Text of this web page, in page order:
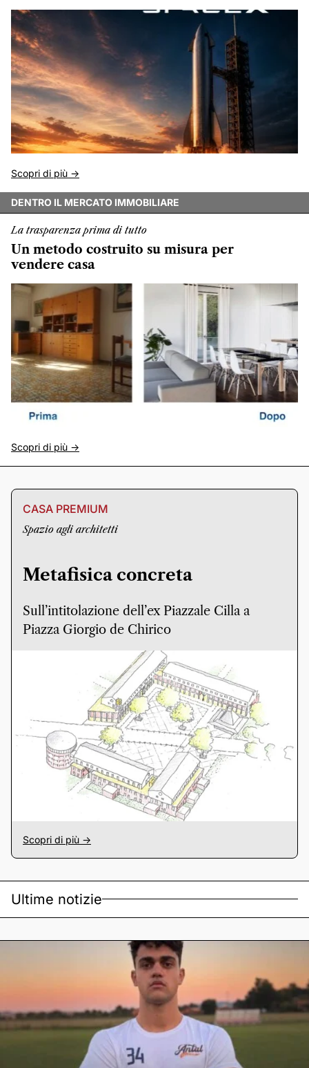
Scopri di più ->
DENTRO IL MERCATO IMMOBILIARE
La trasparenza prima di tutto
Un metodo costruito su misura per
vendere casa
Scopri di più ->
CASA PREMIUM
Spazio agli architetti
Metafisica concreta
Sull’intitolazione dell’ex Piazzale Cilla a
Piazza Giorgio de Chirico
Scopri di più ->
Ultime notizie